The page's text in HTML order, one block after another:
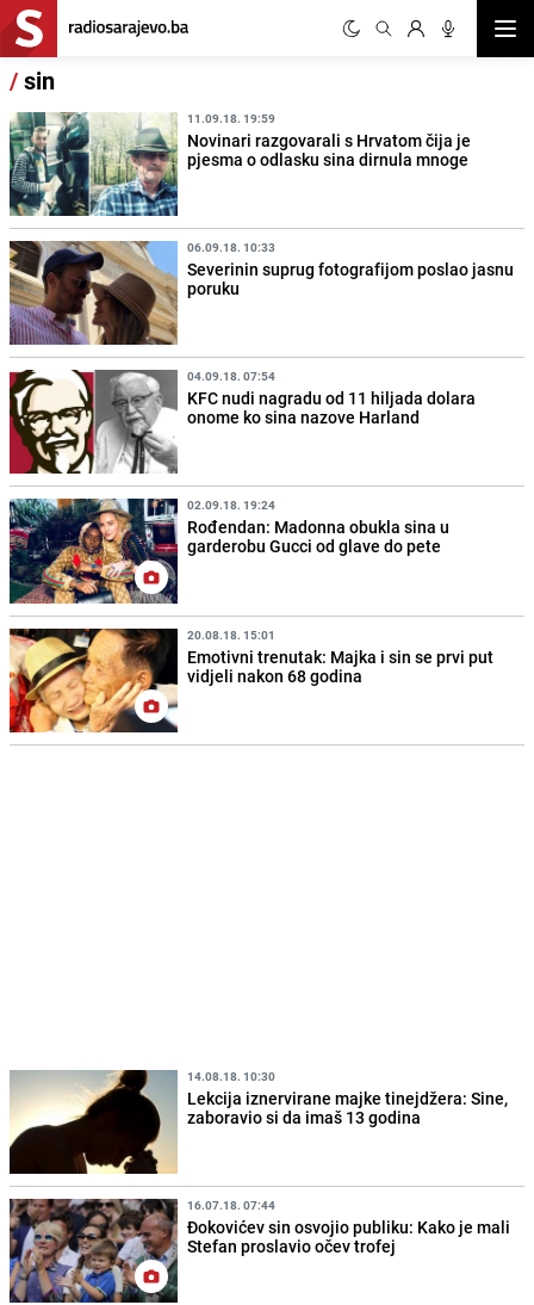
/sin
11.09.18. 19:59
Novinari razgovarali s Hrvatom čija je
pjesma o odlasku sina dirnula mnoge
06.09.18. 10:33
Severinin suprug fotografijom poslao jasnu
poruku
04.09.18. 07:54
KFC nudi nagradu od 11 hiljada dolara
onome ko sina nazove Harland
02.09.18. 19:24
Rođendan: Madonna obukla sina u
garderobu Gucci od glave do pete
20.08.18. 15:01
Emotivni trenutak: Majka i sin se prvi put
vidjeli nakon 68 godina
14.08.18. 10:30
Lekcija iznervirane majke tinejdžera: Sine,
zaboravio si da imaš 13 godina
16.07.18. 07:44
Đokovićev sin osvojio publiku: Kako je mali
Stefan proslavio očev trofej